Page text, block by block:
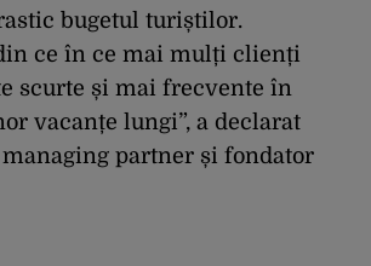
bugetul turiștilor.
ce în ce mai mulți clienți
scurte și mai frecvente în
vacanțe lungi”, a declarat
partner și fondator